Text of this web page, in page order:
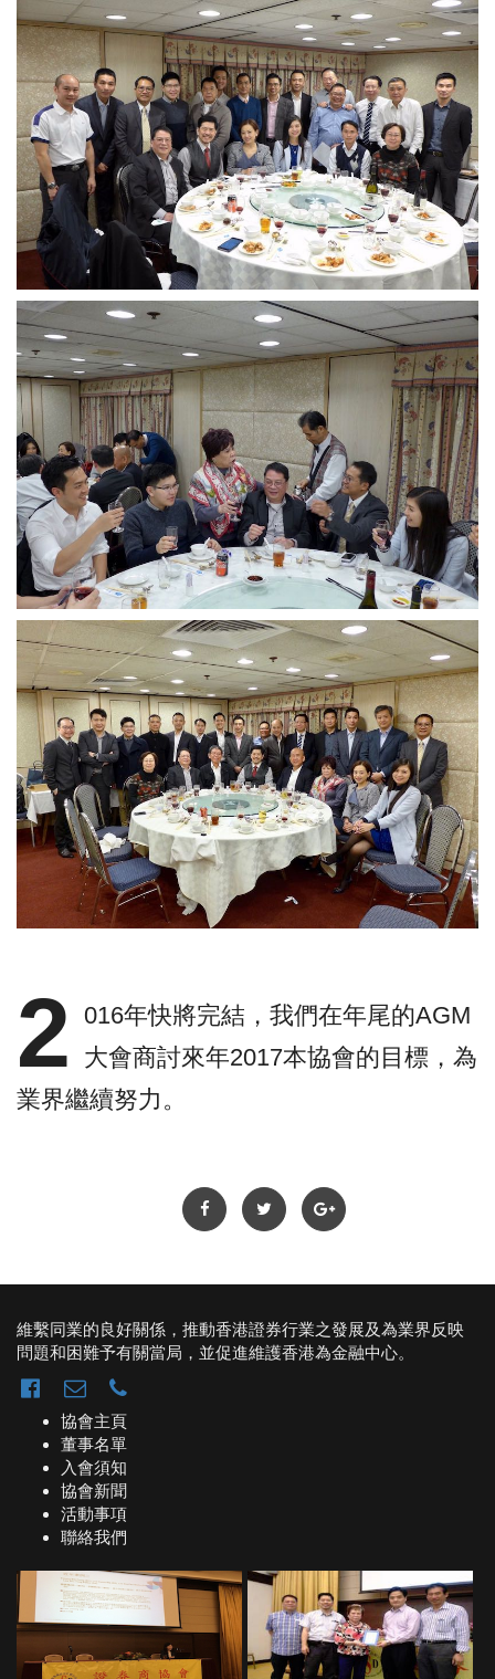
2 016年快將完結，我們在年尾的AGM
大會商討來年2017本協會的目標，為
業界繼續努力。
維繫同業的良好關係，推動香港證券行業之發展及為業界反映
問題和困難予有關當局，並促進維護香港為金融中心。
協會主頁
董事名單
入會須知
協會新聞
活動事項
聯絡我們